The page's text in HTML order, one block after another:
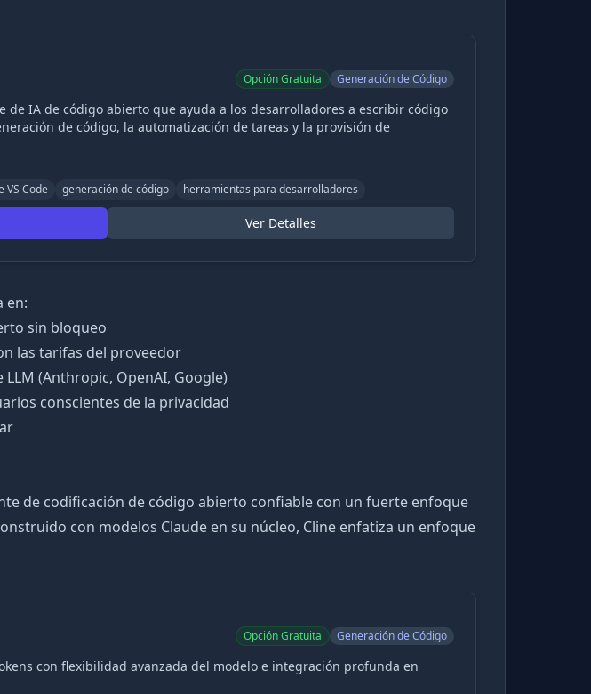
Opción Gratuita Generación de Código
de IA de código abierto que ayuda a los desarrolladores a escribir código
de código, la automatización de tareas y la provisión de
VS Code generación de código herramientas para desarrolladores
Ver Detalles
en:
sin bloqueo
las tarifas del proveedor
(Anthropic, OpenAI, Google)
conscientes de la privacidad
de codificación de código abierto confiable con un fuerte enfoque
con modelos Claude en su núcleo, Cline enfatiza un enfoque
Opción Gratuita Generación de Código
con flexibilidad avanzada del modelo e integración profunda en